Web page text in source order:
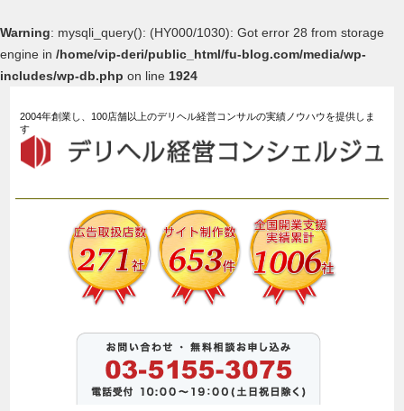
Warning: mysqli_query(): (HY000/1030): Got error 28 from storage
engine in /home/vip-deri/public_html/fu-blog.com/media/wp-
includes/wp-db.php on line 1924
2004年創業し、100店舗以上のデリヘル経営コンサルの実績ノウハウを提供しま
す